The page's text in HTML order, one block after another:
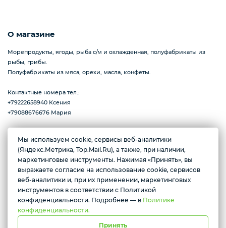
Пицца
Сиропы и топпинг
Соусы
Замороженная ягода
Мороженое
О магазине
Морепродукты, ягоды, рыба с/м и охлажденная, полуфабрикаты из
рыбы, грибы.
Полуфабрикаты из мяса, орехи, масла, конфеты.
Контактные номера тел.:
+79222658940 Ксения
+79088676676 Мария
г. Тюмень, ул. Ю.Р.-Г. Эрвье, д.12к1
Ежедневно с 10:00 до 20:00
Условия доставки
Мы используем cookie, сервисы веб-аналитики
(Яндекс.Метрика, Top.Mail.Ru), а также, при наличии,
маркетинговые инструменты. Нажимая «Принять», вы
выражаете согласие на использование cookie, сервисов
веб-аналитики и, при их применении, маркетинговых
инструментов в соответствии с Политикой
конфиденциальности. Подробнее — в Политике
конфиденциальности.
Принять
Желаете подозвать сотрудника
Да Нет